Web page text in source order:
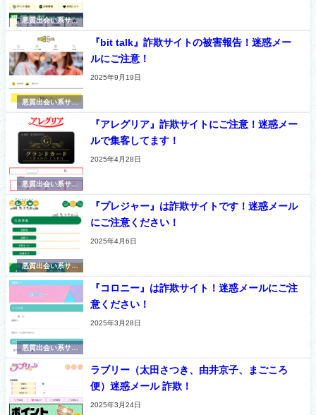
悪質出会い系サイ
ト
悪質出会い系サイ
ト
『bit talk』詐欺サイトの被害報告！迷惑メー
ルにご注意！
2025年9月19日
悪質出会い系サイ
ト
『アレグリア』詐欺サイトにご注意！迷惑メー
ルで集客してます！
2025年4月28日
悪質出会い系サイ
ト
『プレジャー』は詐欺サイトです！迷惑メール
にご注意ください！
2025年4月6日
悪質出会い系サイ
ト
『コロニー』は詐欺サイト！迷惑メールにご注
意ください！
2025年3月28日
ラブリー（太田さつき、由井京子、まごころ
便）迷惑メール 詐欺！
2025年3月24日